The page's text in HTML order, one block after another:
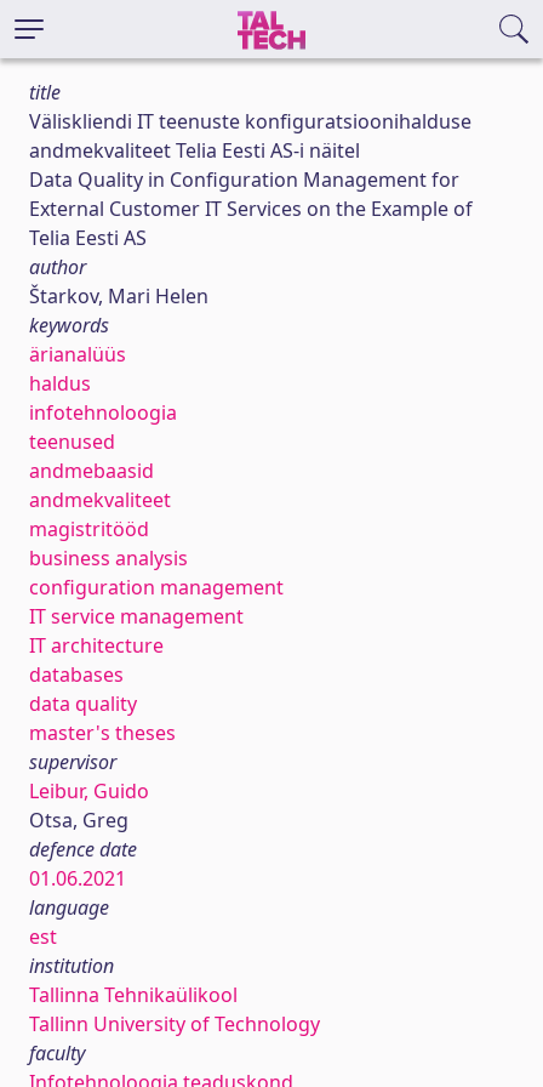
title
Väliskliendi IT teenuste konfiguratsioonihalduse
andmekvaliteet Telia Eesti AS-i näitel
Data Quality in Configuration Management for
External Customer IT Services on the Example of
Telia Eesti AS
author
Štarkov, Mari Helen
keywords
ärianalüüs
haldus
infotehnoloogia
teenused
andmebaasid
andmekvaliteet
magistritööd
business analysis
configuration management
IT service management
IT architecture
databases
data quality
master's theses
supervisor
Leibur, Guido
Otsa, Greg
defence date
01.06.2021
language
est
institution
Tallinna Tehnikaülikool
Tallinn University of Technology
faculty